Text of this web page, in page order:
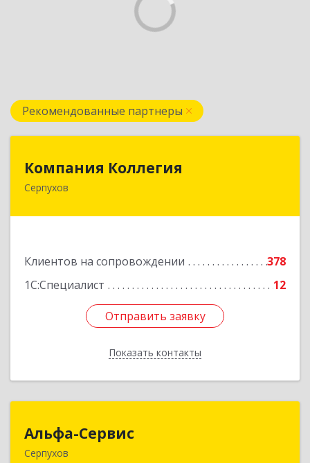
Рекомендованные партнеры
Компания Коллегия
Серпухов
Клиентов на сопровождении
378
1С:Специалист
12
Отправить заявку
Показать контакты
142211, Московская обл, Серпухов г, Оборонная
Отправить заявку
Назад
Альфа-Сервис
Серпухов